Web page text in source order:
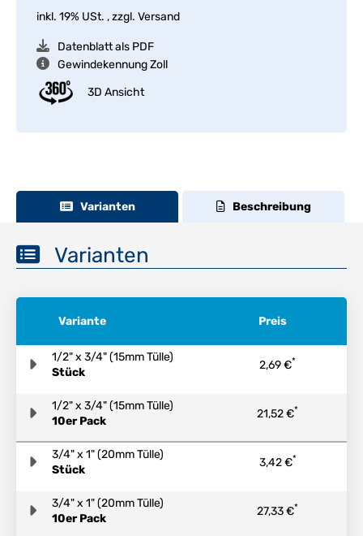
inkl. 19% USt. , zzgl. Versand
Datenblatt als PDF
Gewindekennung Zoll
3D Ansicht
Varianten Beschreibung
Varianten
Variante Preis
1/2" x 3/4" (15mm Tülle)
Stück
2,69 €*
1/2" x 3/4" (15mm Tülle)
10er Pack
21,52 €*
3/4" x 1" (20mm Tülle)
Stück
3,42 €*
3/4" x 1" (20mm Tülle)
10er Pack
27,33 €*